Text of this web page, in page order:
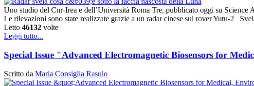
Uno studio del Cnr-Irea e dell’Università Roma Tre, pubblicato oggi su
Le rilevazioni sono state realizzate grazie a un radar cinese sul rover Yutu-2
Letto 46132 volte
Leggi tutto...
Special Issue "Advanced Electromagnetic Biosensors for
Scritto da Maria Consiglia Rasulo